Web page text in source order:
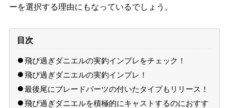
ーを選択する理由にもなっているでしょう。
目次
飛び過ぎダニエルの実釣インプレをチェック！
飛び過ぎダニエルの実釣インプレ！
最後尾にブレードパーツの付いたタイプもリリース！
飛び過ぎダニエルを積極的にキャストするのにおすす